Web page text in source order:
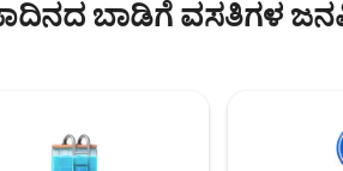
-
ಮಾಡುತ್ತದೆ. ಅಡುಗೆಮನೆಯು ಓವನ್, ಹಾಟ್ ಪ್ಲೇಟ್,
ರೆಫ್ರಿಜರೇಟರ್ ಮತ್ತು ಫ್ರೀಜರ್,
ಬಾಡಿಗೆ ವಸತಿಗಳ